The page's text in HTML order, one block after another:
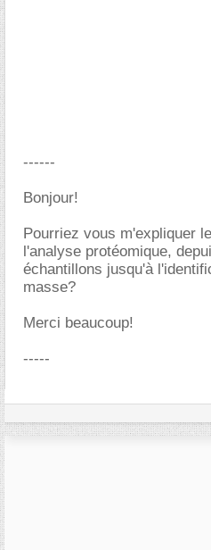
------
Bonjour!
Pourriez vous m'expliquer
l'analyse protéomique,
échantillons jusqu'à
masse?
Merci beaucoup!
-----